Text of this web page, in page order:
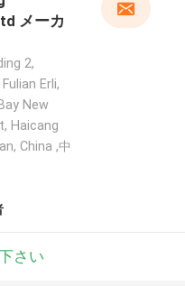
2,
Erli,
New
Haicang
China ,中
さい